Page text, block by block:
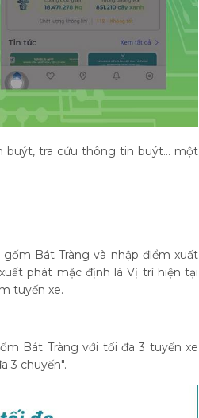
buýt, tra cứu thông tin buýt... một
Bát Tràng và nhập điểm xuất
phát mặc định là Vị trí hiện tại
tuyến xe.
Bát Tràng với tối đa 3 tuyến xe
3 chuyến".